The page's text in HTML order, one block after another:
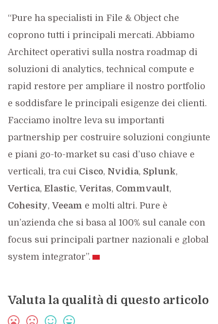
“Pure ha specialisti in File & Object che
coprono tutti i principali mercati. Abbiamo
Architect operativi sulla nostra roadmap di
soluzioni di analytics, technical compute e
rapid restore per ampliare il nostro portfolio
e soddisfare le principali esigenze dei clienti.
Facciamo inoltre leva su importanti
partnership per costruire soluzioni congiunte
e piani go-to-market su casi d’uso chiave e
verticali, tra cui Cisco, Nvidia, Splunk,
Vertica, Elastic, Veritas, Commvault,
Cohesity, Veeam e molti altri. Pure è
un’azienda che si basa al 100% sul canale con
focus sui principali partner nazionali e global
system integrator”.
Valuta la qualità di questo articolo